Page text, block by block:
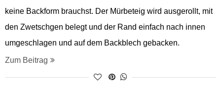
keine Backform brauchst. Der Mürbeteig wird ausgerollt, mit
den Zwetschgen belegt und der Rand einfach nach innen
umgeschlagen und auf dem Backblech gebacken.
Zum Beitrag